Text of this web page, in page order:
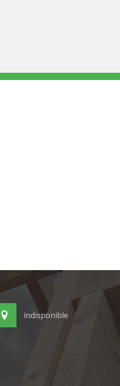
indisponible